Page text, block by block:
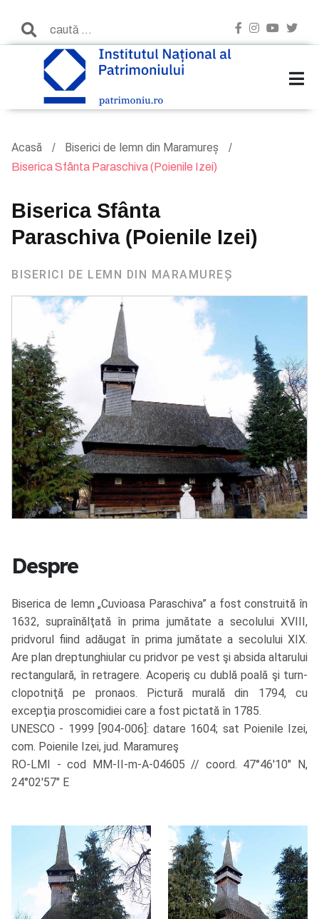
Acasă Biserici de lemn din Maramureș
Biserica Sfânta Paraschiva (Poienile Izei)
Biserica Sfânta
Paraschiva (Poienile Izei)
BISERICI DE LEMN DIN MARAMUREȘ
Despre
Biserica de lemn „Cuvioasa Paraschiva” a fost construită în
1632, supraînălţată în prima jumătate a secolului XVIII,
pridvorul fiind adăugat în prima jumătate a secolului XIX.
Are plan dreptunghiular cu pridvor pe vest şi absida altarului
rectangulară, în retragere. Acoperiş cu dublă poală şi turn-
clopotniţă pe pronaos. Pictură murală din 1794, cu
excepţia proscomidiei care a fost pictată în 1785.
UNESCO - 1999 [904-006]: datare 1604; sat Poienile Izei,
com. Poienile Izei, jud. Maramureş
RO-LMI - cod MM-II-m-A-04605 // coord. 47°46'10" N,
24°02'57" E